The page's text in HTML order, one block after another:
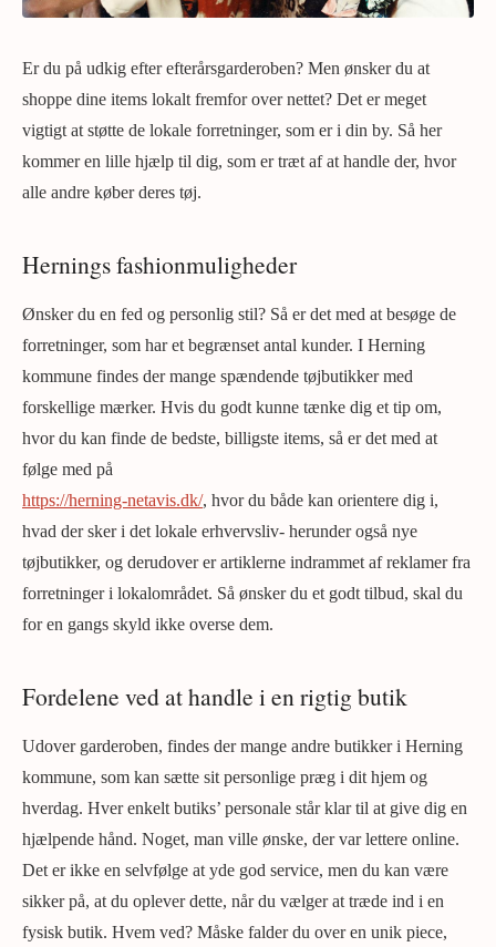
Er du på udkig efter efterårsgarderoben? Men ønsker du at
shoppe dine items lokalt fremfor over nettet? Det er meget
vigtigt at støtte de lokale forretninger, som er i din by. Så her
kommer en lille hjælp til dig, som er træt af at handle der, hvor
alle andre køber deres tøj.
Hernings fashionmuligheder
Ønsker du en fed og personlig stil? Så er det med at besøge de
forretninger, som har et begrænset antal kunder. I Herning
kommune findes der mange spændende tøjbutikker med
forskellige mærker. Hvis du godt kunne tænke dig et tip om,
hvor du kan finde de bedste, billigste items, så er det med at
følge med på
https://herning-netavis.dk/, hvor du både kan orientere dig i,
hvad der sker i det lokale erhvervsliv- herunder også nye
tøjbutikker, og derudover er artiklerne indrammet af reklamer fra
forretninger i lokalområdet. Så ønsker du et godt tilbud, skal du
for en gangs skyld ikke overse dem.
Fordelene ved at handle i en rigtig butik
Udover garderoben, findes der mange andre butikker i Herning
kommune, som kan sætte sit personlige præg i dit hjem og
hverdag. Hver enkelt butiks’ personale står klar til at give dig en
hjælpende hånd. Noget, man ville ønske, der var lettere online.
Det er ikke en selvfølge at yde god service, men du kan være
sikker på, at du oplever dette, når du vælger at træde ind i en
fysisk butik. Hvem ved? Måske falder du over en unik piece,